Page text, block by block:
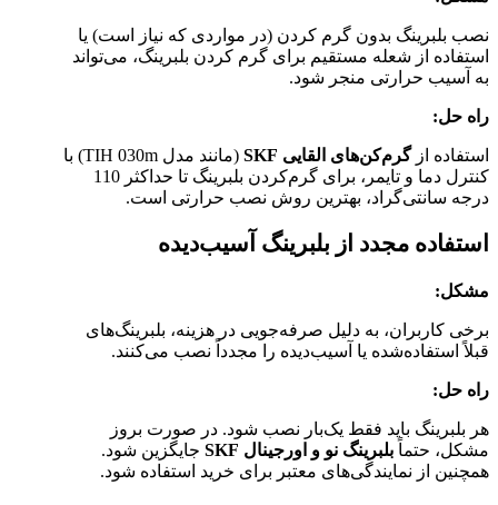
نصب بلبرینگ بدون گرم کردن (در مواردی که نیاز است) یا
استفاده از شعله مستقیم برای گرم‌ کردن بلبرینگ، می‌تواند
به آسیب حرارتی منجر شود.
راه حل:
استفاده ازگرم‌کن‌های القایی SKF
(مانند مدل TIH 030m) با
کنترل دما و تایمر، برای گرم‌کردن بلبرینگ تا حداکثر 110
درجه سانتی‌گراد، بهترین روش نصب حرارتی است.
استفاده مجدد از بلبرینگ آسیب‌دیده
مشکل:
برخی کاربران، به دلیل صرفه‌جویی در هزینه، بلبرینگ‌های
قبلاً استفاده‌شده یا آسیب‌دیده را مجدداً نصب می‌کنند.
راه حل:
هر بلبرینگ باید فقط یک‌بار نصب شود. در صورت بروز
مشکل، حتماً بلبرینگ نو و اورجینال SKF
جایگزین شود.
همچنین از نمایندگی‌های معتبر برای خرید استفاده شود.